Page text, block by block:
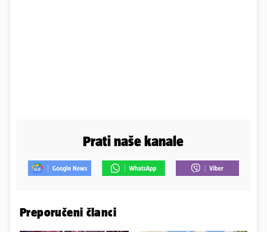
Prati naše kanale
Preporučeni članci